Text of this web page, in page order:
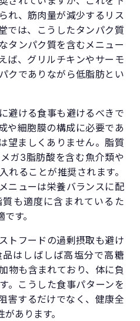
れ、筋肉量が減少するリス
では、こうしたタンパク質
タンパク質を含むメニュー
ば、グリルチキンやサーモ
クでありながら低脂肪とい
避ける食事も避けるべきで
や細胞膜の構成に必要であ
望ましくありません。脂質
ガ3脂肪酸を含む魚介類や
れることが推奨されます。
ニューは栄養バランスに配
も適度に含まれているた
す。
トフードの過剰摂取も避け
はしばしば高塩分で高糖
物も含まれており、体に負
。こうした食事パターンを
害するだけでなく、健康全
あります。